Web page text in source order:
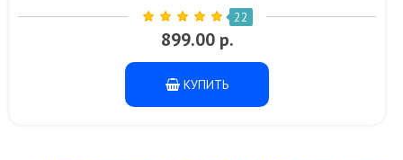
22
899.00 р.
КУПИТЬ